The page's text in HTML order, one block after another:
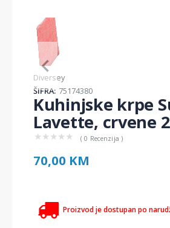
of
Item
1
of
1
Diversey
ŠIFRA: 75174380
Kuhinjske krpe
Lavette, crvene
★ ★ ★ ★ ★ ( 0 Recenzija )
70,00 KM
Proizvod je dostupan po